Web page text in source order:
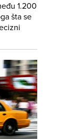
1.200
šta se